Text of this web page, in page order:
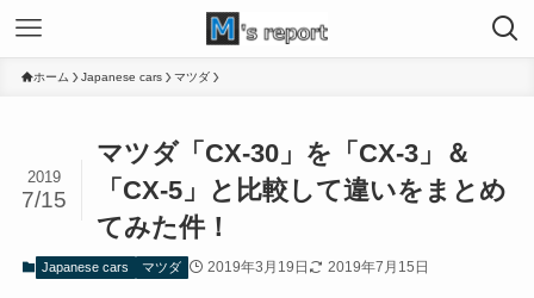
ホーム Japanese cars マツダ
マツダ「CX-30」を「CX-3」＆
「CX-5」と比較して違いをまとめ
てみた件！
2019
7/15
Japanese cars マツダ 2019年3月19日 2019年7月15日